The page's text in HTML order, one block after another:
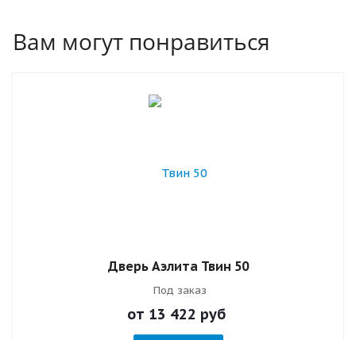
Вам могут понравиться
Дверь Аэлита Твин 50
Под заказ
от 13 422 руб